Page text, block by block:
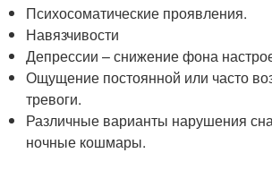
Психосоматические проявления.
Навязчивости
Депрессии – снижение фона
Ощущение постоянной или часто
тревоги.
Различные варианты нарушения
ночные кошмары.